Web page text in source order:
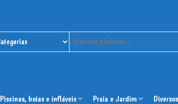
Piscinas, boias e infláveis Praia e Jardim Diversos